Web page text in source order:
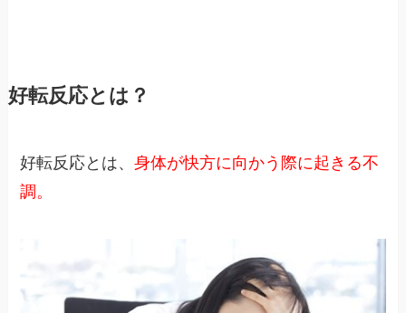
好転反応とは？
好転反応とは、身体が快方に向かう際に起きる不
調。